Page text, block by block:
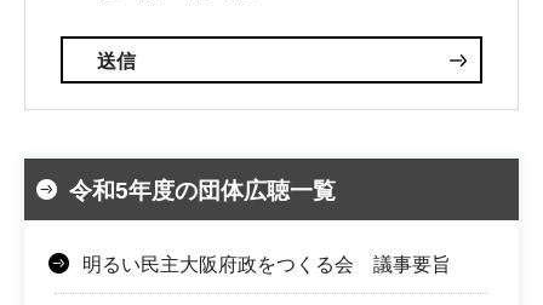
令和5年度の団体広聴一覧
明るい民主大阪府政をつくる会 議事要旨